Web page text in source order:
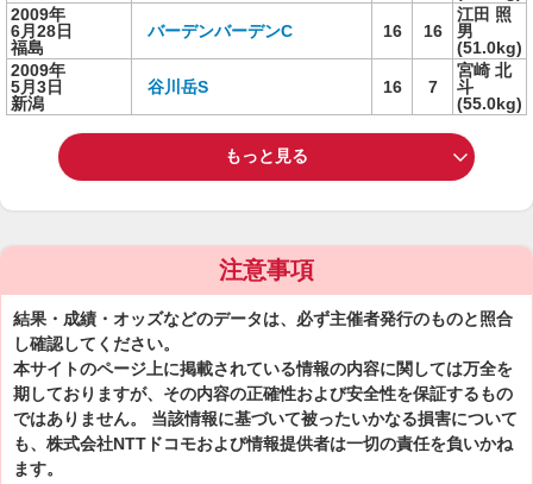
2009年
6月28日
福島
バーデンバーデンC 16 16
江田 照
男
(51.0kg)
2009年
5月3日
新潟
谷川岳S 16 7
宮崎 北
斗
(55.0kg)
もっと見る
注意事項
結果・成績・オッズなどのデータは、必ず主催者発行のものと照合
し確認してください。
本サイトのページ上に掲載されている情報の内容に関しては万全を
期しておりますが、その内容の正確性および安全性を保証するもの
ではありません。 当該情報に基づいて被ったいかなる損害について
も、株式会社NTTドコモおよび情報提供者は一切の責任を負いかね
ます。